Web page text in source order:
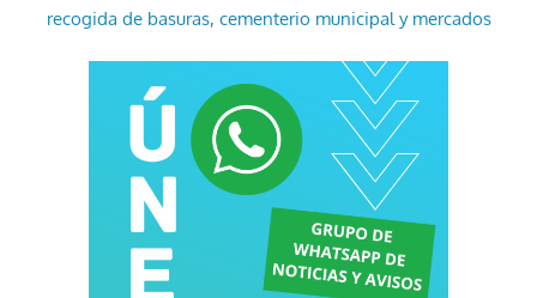
recogida de basuras, cementerio municipal y mercados